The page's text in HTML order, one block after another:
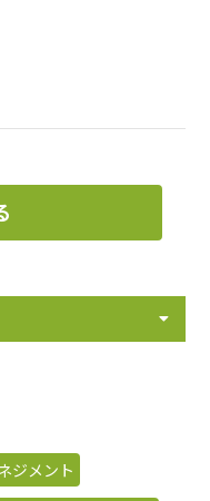
ジメント